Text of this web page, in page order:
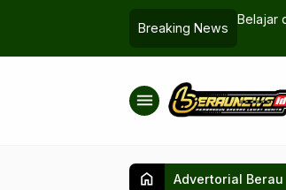
Breaking News
Belajar
menu
home Advertorial Berau